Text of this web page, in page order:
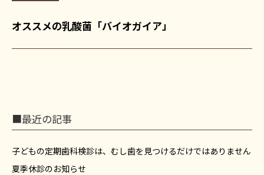
オススメの乳酸菌「バイオガイア」
■最近の記事
子どもの定期歯科検診は、むし歯を見つけるだけではありません
夏季休診のお知らせ